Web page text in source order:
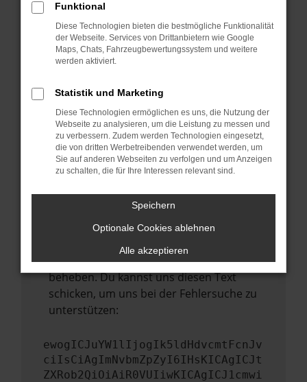
Fenster?
Starte dein Gerät neu.
Das kann manchmal helfen,
vorübergehende Probleme zu beheben.
Stelle sicher, dass dein Browser und dein
Betriebssystem auf dem neuesten Stand
sind.
Veraltete Software birgt nicht nur ein
Sicherheitsrisiko, sondern kann auch dazu
führen, dass bestimmte Funktionen nicht
Wende dich an den Webseitenbetreiber.
Wenn du alle oben genannten Schritte
versucht hast, kontaktiere uns bitte. Wir
werden versuchen, das Problem zu
beheben. Du kannst uns diesen Text
schicken, um uns bei der Fehlersuche zu
unterstützen:
ewogICJuYW1lIjogIk5ldHdvcmtFcnJv
ciIsCiAgImNvbmZpZyI6IHsKICAgICJt
ZXRob2QiOiAiR0VUIiwKICAgICJ1cmwi
Funktional
Diese Technologien bieten die bestmögliche Funktionalität
der Webseite. Services von Drittanbietern wie Google
Maps, Chats, Fahrzeugbewertungssystem und weitere
werden aktiviert.
Statistik und Marketing
Diese Technologien ermöglichen es uns, die Nutzung der
Webseite zu analysieren, um die Leistung zu messen und
zu verbessern. Zudem werden Technologien eingesetzt,
die von dritten Werbetreibenden verwendet werden, um
Sie auf anderen Webseiten zu verfolgen und um Anzeigen
zu schalten, die für Ihre Interessen relevant sind.
Speichern
Optionale Cookies ablehnen
Alle akzeptieren